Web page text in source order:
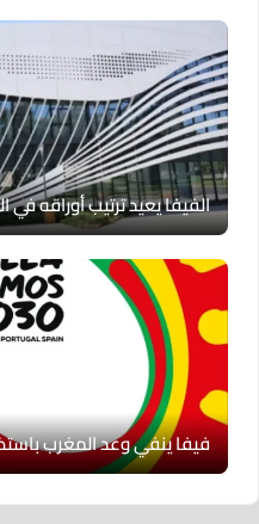
الفيفا يعيد ترتيب أوراقه في
فيفا ينفي وعد المغرب باستضافة